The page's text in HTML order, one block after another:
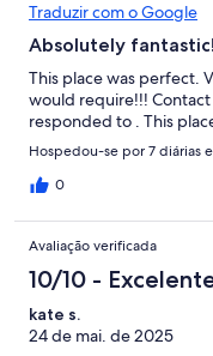
Traduzir com o Google
Absolutely fantastic!
This place was perfect.
would require!!!
responded to . This
Hospedou-se por 7 diárias
0
Avaliação verificada
10/10 -
kate s.
24 de mai. de 2025